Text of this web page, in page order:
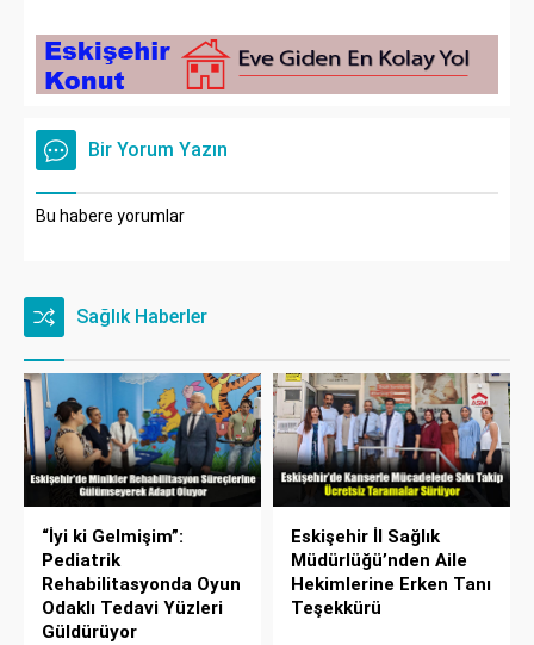
Bir Yorum Yazın
Bu habere yorumlar
Sağlık Haberler
“İyi ki Gelmişim”:
Pediatrik
Rehabilitasyonda Oyun
Odaklı Tedavi Yüzleri
Güldürüyor
Eskişehir İl Sağlık
Müdürlüğü’nden Aile
Hekimlerine Erken Tanı
Teşekkürü